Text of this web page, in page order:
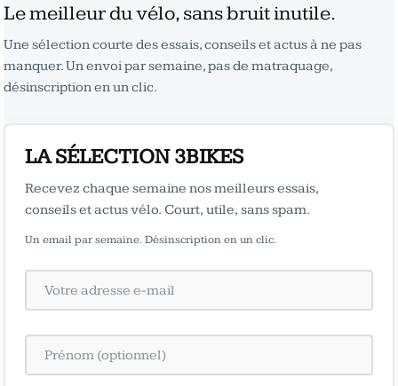
Le meilleur du vélo, sans bruit inutile.
Une sélection courte des essais, conseils et actus à ne pas
manquer. Un envoi par semaine, pas de matraquage,
désinscription en un clic.
LA SÉLECTION 3BIKES
Recevez chaque semaine nos meilleurs essais,
conseils et actus vélo. Court, utile, sans spam.
Un email par semaine. Désinscription en un clic.